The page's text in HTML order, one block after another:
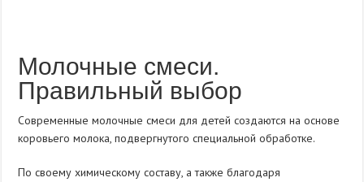
Молочные смеси.
Правильный выбор
Современные молочные смеси для детей создаются на основе
коровьего молока, подвергнутого специальной обработке.
По своему химическому составу, а также благодаря